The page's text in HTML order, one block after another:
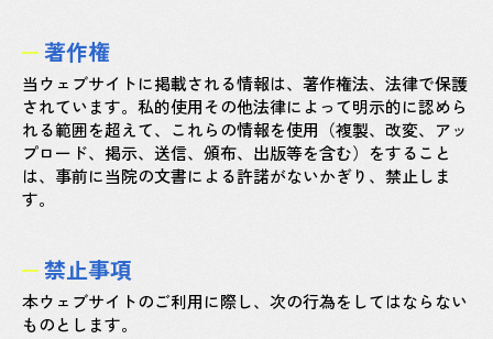
著作権
当ウェブサイトに掲載される情報は、著作権法、法律で保護
されています。私的使用その他法律によって明示的に認めら
れる範囲を超えて、これらの情報を使用（複製、改変、アッ
プロード、掲示、送信、頒布、出版等を含む）をすること
は、事前に当院の文書による許諾がないかぎり、禁止しま
す。
禁止事項
本ウェブサイトのご利用に際し、次の行為をしてはならない
ものとします。